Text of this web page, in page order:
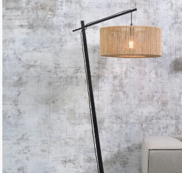
Ende
der
Bildgalerie
springen